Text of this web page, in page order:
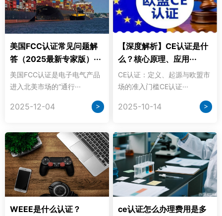
美国FCC认证常见问题解
答（2025最新专家版）···
美国FCC认证是电子电气产品
进入北美市场的“通行···
2025-12-04 >
【深度解析】CE认证是什
么？核心原理、应用···
CE认证：定义、起源与欧盟市
场的准入门槛CE认证···
2025-10-14 >
WEEE是什么认证？
ce认证怎么办理费用是多